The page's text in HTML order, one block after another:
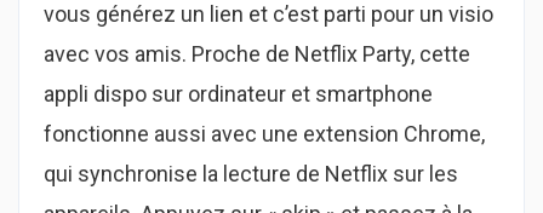
vous générez un lien et c’est parti pour un visio
avec vos amis. Proche de Netflix Party, cette
appli dispo sur ordinateur et smartphone
fonctionne aussi avec une extension Chrome,
qui synchronise la lecture de Netflix sur les